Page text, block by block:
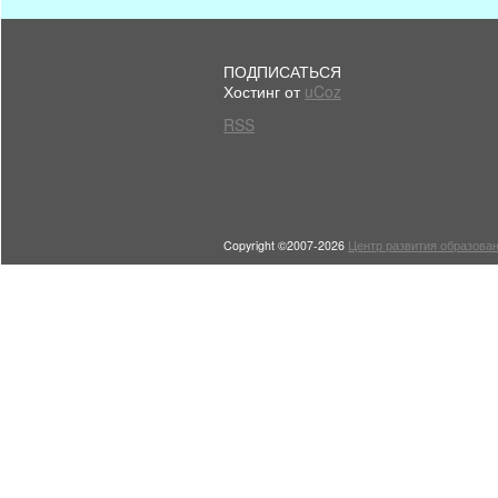
ПОДПИСАТЬСЯ
Хостинг от uCoz
RSS
Copyright ©2007-2026 Центр развития